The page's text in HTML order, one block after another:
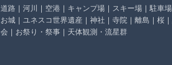
道路 ｜ 河川 ｜ 空港 ｜ キャンプ場 ｜ スキー場 ｜ 駐車場
お城 ｜ ユネスコ世界遺産 ｜ 神社 ｜ 寺院 ｜ 離島 ｜ 桜 ｜
会 ｜ お祭り・祭事 ｜ 天体観測・流星群